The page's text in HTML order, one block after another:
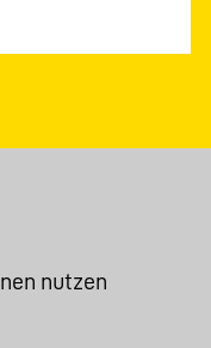
nutzen